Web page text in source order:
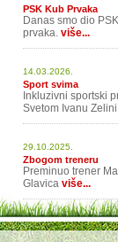
PSK Kub Prvaka
Danas smo dio
prvaka. više...
14.03.2026.
Sport svima
Inkluzivni sportski
Svetom Ivanu Zelini
29.10.2025.
Zbogom treneru
Preminuo trener
Glavica više...